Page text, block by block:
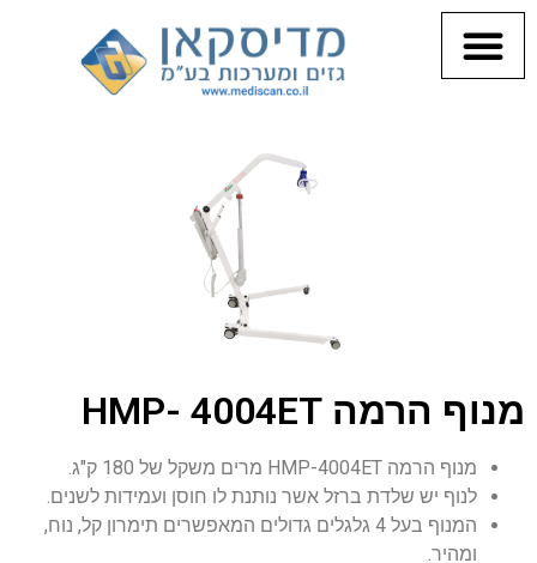
מנוף הרמה HMP- 4004ET
מנוף הרמה HMP-4004ET מרים משקל של 180 ק"ג.
לנוף יש שלדת ברזל אשר נותנת לו חוסן ועמידות לשנים.
המנוף בעל 4 גלגלים גדולים המאפשרים תימרון קל, נוח,
ומהיר.